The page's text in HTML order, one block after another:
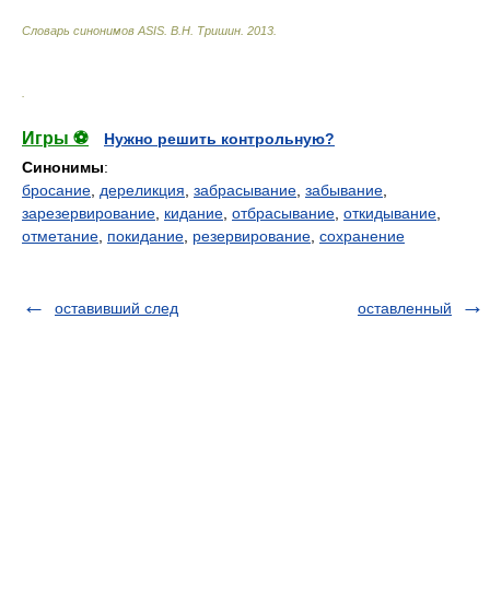
Словарь синонимов ASIS. В.Н. Тришин 2013
Игры ⚽
Нужно решить контрольную?
Синонимы:
бросание дереликция забрасывание забывание
зарезервирование кидание отбрасывание откидывание
отметание покидание резервирование сохранение
оставивший след оставленный